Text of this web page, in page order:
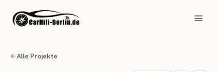
Alle Projekte